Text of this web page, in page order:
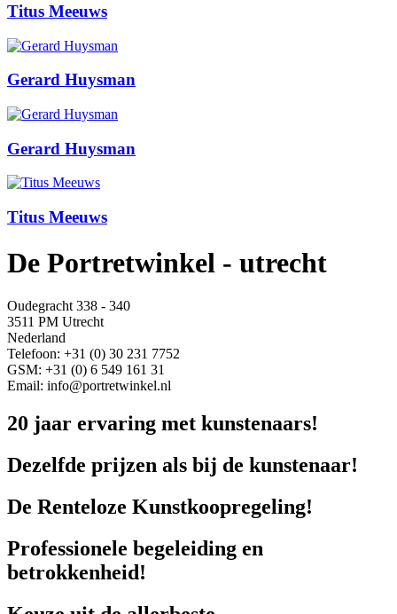
Titus Meeuws
Gerard Huysman
Gerard Huysman
Titus Meeuws
De Portretwinkel - utrecht
Oudegracht 338 - 340
3511 PM Utrecht
Nederland
Telefoon: +31 (0) 30 231 7752
GSM: +31 (0) 6 549 161 31
Email: info@portretwinkel.nl
20 jaar ervaring met kunstenaars!
Dezelfde prijzen als bij de kunstenaar!
De Renteloze Kunstkoopregeling!
Professionele begeleiding en
betrokkenheid!